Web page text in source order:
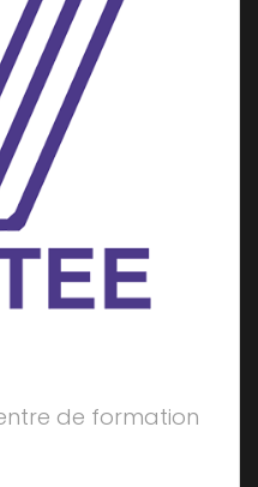
de formation